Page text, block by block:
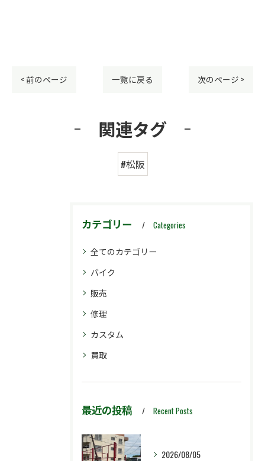
< 前のページ 一覧に戻る 次のページ >
関連タグ
#松阪
カテゴリー Categories
全てのカテゴリー
バイク
販売
修理
カスタム
買取
最近の投稿 Recent Posts
2026/08/05